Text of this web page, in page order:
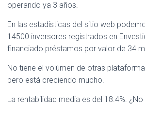
operando ya 3 años.
En las estadísticas del sitio web
14500 inversores registrados en
financiado préstamos por valor de 34
No tiene el volúmen de otras
pero está creciendo mucho.
La rentabilidad media es del 18.4%.